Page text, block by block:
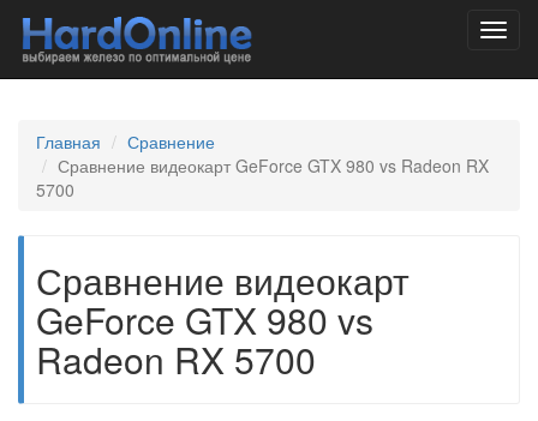
Главная
Сравнение
Сравнение видеокарт GeForce GTX 980 vs Radeon RX
5700
Сравнение видеокарт
GeForce GTX 980 vs
Radeon RX 5700